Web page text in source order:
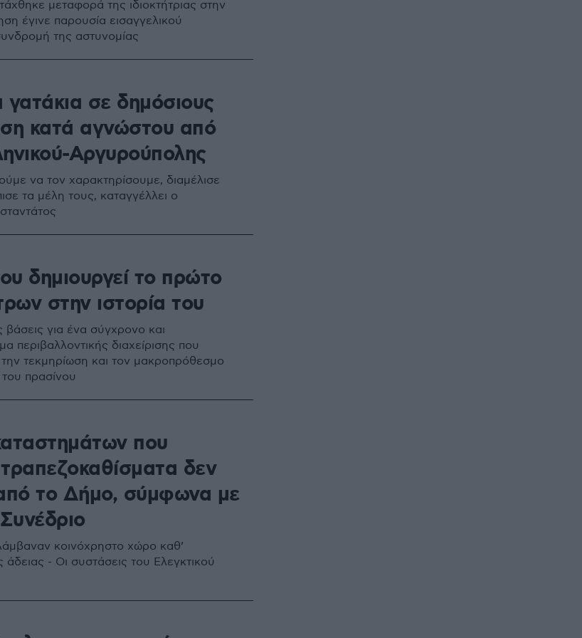
μεταφορά της ιδιοκτήτριας στην
έγινε παρουσία εισαγγελικού
της αστυνομίας
γατάκια σε δημόσιους
κατά αγνώστου από
Αργυρούπολης
να τον χαρακτηρίσουμε, διαμέλισε
τα μέλη τους, καταγγέλλει ο
δημιουργεί το πρώτο
στην ιστορία του
βάσεις για ένα σύγχρονο και
περιβαλλοντικής διαχείρισης που
την τεκμηρίωση και τον μακροπρόθεσμο
πρασίνου
που
δεν
το Δήμο, σύμφωνα με
κοινόχρηστο χώρο καθ’
- Οι συστάσεις του Ελεγκτικού